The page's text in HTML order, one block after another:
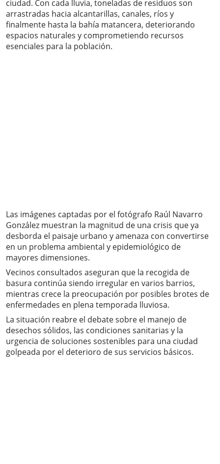
ciudad. Con cada lluvia, toneladas de residuos son
arrastradas hacia alcantarillas, canales, ríos y
finalmente hasta la bahía matancera, deteriorando
espacios naturales y comprometiendo recursos
esenciales para la población.
Las imágenes captadas por el fotógrafo Raúl Navarro
González muestran la magnitud de una crisis que ya
desborda el paisaje urbano y amenaza con convertirse
en un problema ambiental y epidemiológico de
mayores dimensiones.
Vecinos consultados aseguran que la recogida de
basura continúa siendo irregular en varios barrios,
mientras crece la preocupación por posibles brotes de
enfermedades en plena temporada lluviosa.
La situación reabre el debate sobre el manejo de
desechos sólidos, las condiciones sanitarias y la
urgencia de soluciones sostenibles para una ciudad
golpeada por el deterioro de sus servicios básicos.